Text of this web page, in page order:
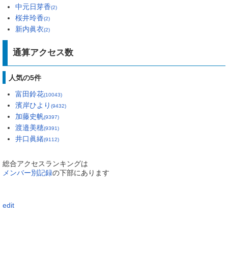
中元日芽香(2)
桜井玲香(2)
新内眞衣(2)
通算アクセス数
人気の5件
富田鈴花(10043)
濱岸ひより (9432)
加藤史帆(9397)
渡邉美穂(9391)
井口眞緒(9112)
総合アクセスランキングは
メンバー別記録の下部にあります
edit